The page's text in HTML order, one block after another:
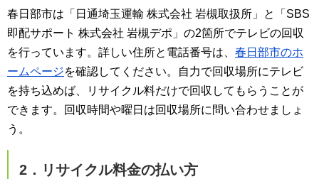
春日部市は「日通埼玉運輸 株式会社 岩槻取扱所」と「SBS
即配サポート 株式会社 岩槻デポ」の2箇所でテレビの回収
を行っています。詳しい住所と電話番号は、 春日部市のホ
ームページを確認してください。自力で回収場所にテレビ
を持ち込めば、リサイクル料だけで回収してもらうことが
できます。回収時間や曜日は回収場所に問い合わせましょ
う。
2．リサイクル料金の払い方